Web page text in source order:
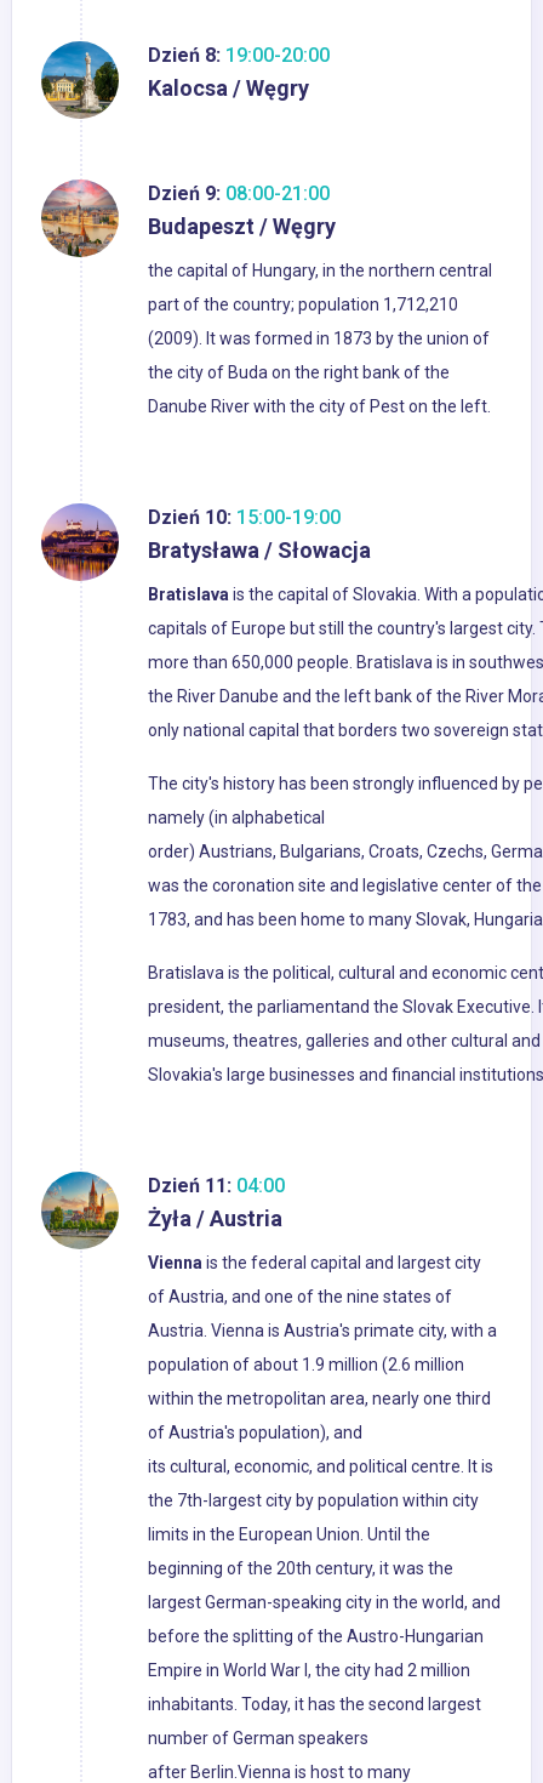
Dzień 8: 19:00-20:00
Kalocsa / Węgry
Dzień 9: 08:00-21:00
Budapeszt / Węgry
the capital of Hungary, in the northern central
part of the country; population 1,712,210
(2009). It was formed in 1873 by the union of
the city of Buda on the right bank of the
Danube River with the city of Pest on the left.
Dzień 10: 15:00-19:00
Bratysława / Słowacja
Bratislavais the capital of Slovakia. With a
capitals of Europe but still the country's largest
more than 650,000 people. Bratislava is in
the River Danube and the left bank of the River
only national capital that borders two sovereign
The city's history has been strongly influenced by
namely (in alphabetical
order) Austrians, Bulgarians, Croats, Czechs,
was the coronation site and legislative center of
1783, and has been home to many Slovak,
Bratislava is the political, cultural and economic
president, the parliamentand the Slovak Executive.
museums, theatres, galleries and other cultural
Slovakia's large businesses and financial
Dzień 11: 04:00
Żyła / Austria
Viennais the federal capital and largest city
of Austria, and one of the nine states of
Austria. Vienna is Austria's primate city, with a
population of about 1.9 million (2.6 million
within the metropolitan area, nearly one third
of Austria's population), and
its cultural, economic, and political centre. It is
the 7th-largest city by population within city
limits in the European Union. Until the
beginning of the 20th century, it was the
largest German-speaking city in the world, and
before the splitting of the Austro-Hungarian
Empire in World War I, the city had 2 million
inhabitants. Today, it has the second largest
number of German speakers
after Berlin.Vienna is host to many